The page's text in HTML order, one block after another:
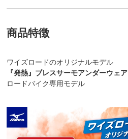
商品特徴
ワイズロードのオリジナルモデル
『発熱』ブレスサーモアンダーウェア
ロードバイク専用モデル